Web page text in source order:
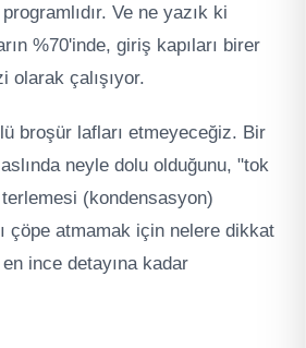
Ve ne yazık ki
%70'inde, giriş kapıları birer
olarak çalışıyor.
broşür lafları etmeyeceğiz. Bir
neyle dolu olduğunu, "tok
terlemesi (kondensasyon)
çöpe atmamak için nelere dikkat
ince detayına kadar